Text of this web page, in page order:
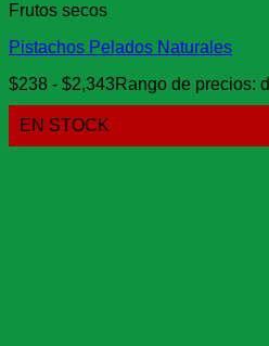
Frutos secos
Pistachos Pelados Naturales
$238 - $2,343Rango de precios:
EN STOCK